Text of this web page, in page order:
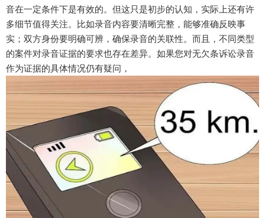
音在一定条件下是有效的。但这只是初步的认知，实际上还有许
多细节值得关注。比如录音内容要清晰完整，能够准确反映事
实；双方身份要明确可辨，确保录音的关联性。而且，不同类型
的案件对录音证据的要求也存在差异。如果您对无欠条诉讼录音
作为证据的具体情况仍有疑问，